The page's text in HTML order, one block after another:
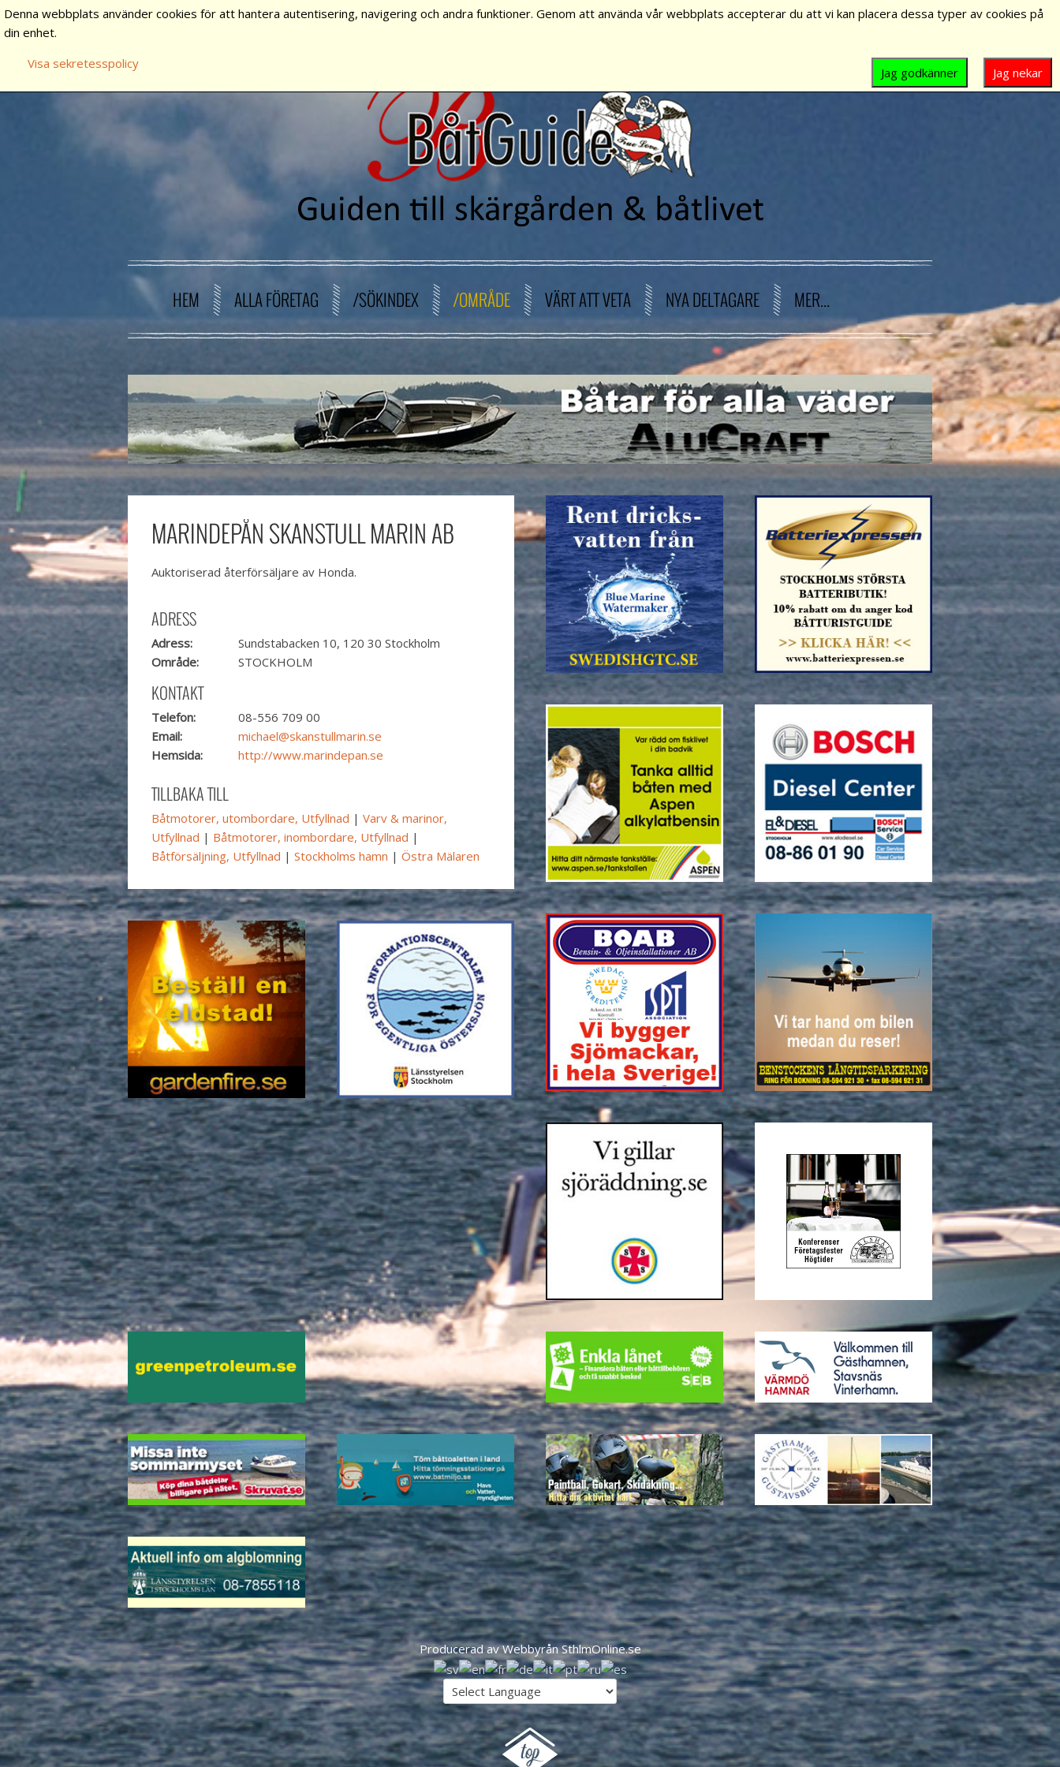
HEM ALLA FÖRETAG /SÖKINDEX /OMRÅDE VÄRT ATT VETA NYA DELTAGARE MER...
MARINDEPÅN SKANSTULL MARIN AB
Auktoriserad återförsäljare av Honda.
ADRESS
Adress:
Sundstabacken 10, 120 30 Stockholm
Område:
STOCKHOLM
KONTAKT
Telefon:
08-556 709 00
Email:
michael@skanstullmarin.se
Hemsida:
http://www.marindepan.se
TILLBAKA TILL
Båtmotorer, utombordare, Utfyllnad | Varv & marinor,
Utfyllnad | Båtmotorer, inombordare, Utfyllnad |
Båtförsäljning, Utfyllnad | Stockholms hamn | Östra Mälaren
Producerad av Webbyrån SthlmOnline.se
Denna webbplats använder cookies för att hantera autentisering, navigering och andra funktioner. Genom att använda vår webbplats accepterar du att vi kan placera dessa typer av cookies på
din enhet.
Visa sekretesspolicy
Jag nekar
Jag godkänner